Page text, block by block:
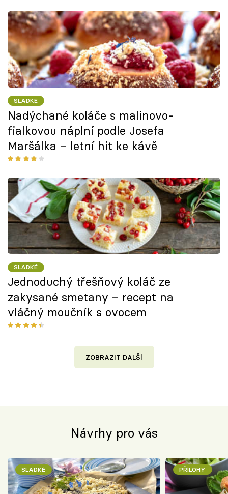
SLADKÉ
Nadýchané koláče s malinovo-
fialkovou náplní podle Josefa
Maršálka – letní hit ke kávě
SLADKÉ
Jednoduchý třešňový koláč ze
zakysané smetany – recept na
vláčný moučník s ovocem
ZOBRAZIT DALŠÍ
Návrhy pro vás
SLADKÉ PŘÍLOHY